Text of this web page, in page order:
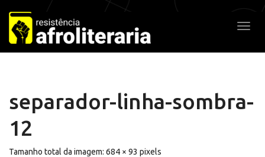
Pular
para
o
conteúdo
separador-linha-sombra-
12
Tamanho total da imagem: 684 × 93 pixels